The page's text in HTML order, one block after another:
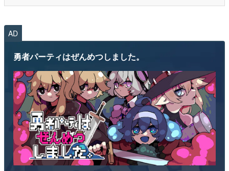
AD
勇者パーティはぜんめつしました。